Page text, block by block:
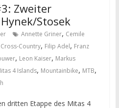
Zweiter
Stosek
Annette Griner, Cemile
Cross-Country, Filip Adel, Franz
, Leon Kaiser, Markus
4 Islands, Mountainbike, MTB,
dritten Etappe des Mitas 4